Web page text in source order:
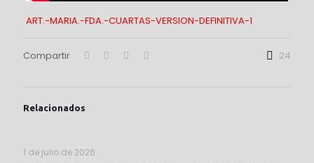
ART.-MARIA.-FDA.-CUARTAS-VERSION-DEFINITIVA-1
Compartir 24
Relacionados
1 de julio de 2026